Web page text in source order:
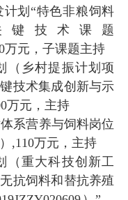
划 “特色非粮饲料
键技术课题
万元，子课题主持
（ 乡村提振计划项
技术集成创新与示
万元，主持
系营养与饲料岗位
,110万元，主持
（重大科技创新工
抗饲料和替抗养殖